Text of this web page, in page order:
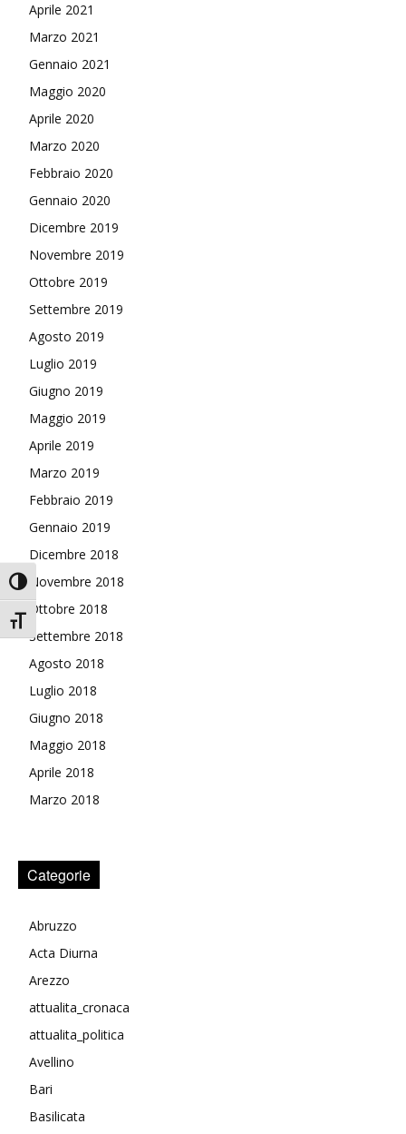
Attiva/disattiva alto contrasto
Attiva/disattiva dimensione testo
Aprile 2021
Marzo 2021
Gennaio 2021
Maggio 2020
Aprile 2020
Marzo 2020
Febbraio 2020
Gennaio 2020
Dicembre 2019
Novembre 2019
Ottobre 2019
Settembre 2019
Agosto 2019
Luglio 2019
Giugno 2019
Maggio 2019
Aprile 2019
Marzo 2019
Febbraio 2019
Gennaio 2019
Dicembre 2018
Novembre 2018
Ottobre 2018
Settembre 2018
Agosto 2018
Luglio 2018
Giugno 2018
Maggio 2018
Aprile 2018
Marzo 2018
Categorie
Abruzzo
Acta Diurna
Arezzo
attualita_cronaca
attualita_politica
Avellino
Bari
Basilicata